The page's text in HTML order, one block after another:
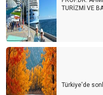
TURİZMİ VE
Türkiye'de